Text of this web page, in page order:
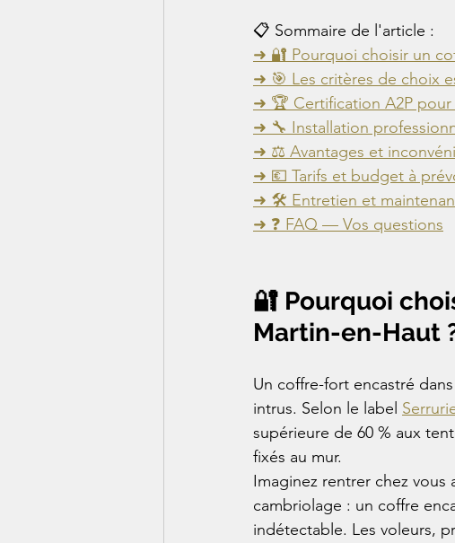
📋 Sommaire de l'article :
➜ 🔐 Pourquoi choisir un
➜ 🎯 Les critères de choix
➜ 🏆 Certification A2P pour
➜ 🔧 Installation
➜ ⚖️ Avantages et
➜ 💶 Tarifs et budget à
➜ 🛠️ Entretien et
➜ ❓ FAQ — Vos questions
🔐 Pourquoi
Martin-en-Haut
Un coffre-fort encastré
intrus. Selon le label
supérieure de 60 % aux
fixés au mur.
Imaginez rentrer chez
cambriolage : un coffre
indétectable. Les voleurs,